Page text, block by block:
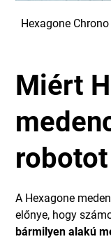
Hexagone
Miért
A Hexagone
előnye, hogy
bármilyen alakú